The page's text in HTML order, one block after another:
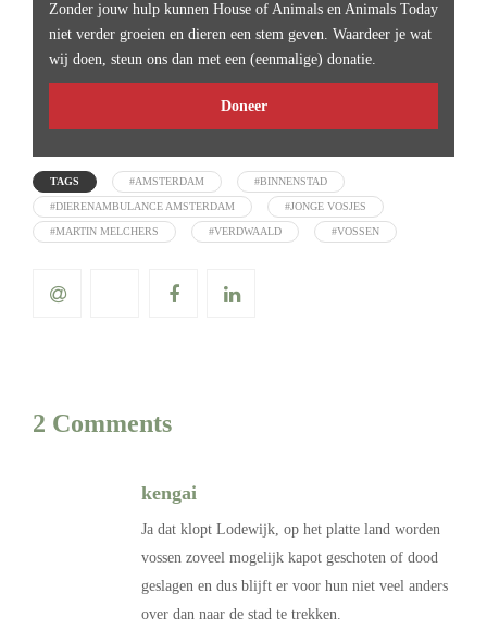
Zonder jouw hulp kunnen House of Animals en Animals Today
niet verder groeien en dieren een stem geven. Waardeer je wat
wij doen, steun ons dan met een (eenmalige) donatie.
Doneer
TAGS #AMSTERDAM #BINNENSTAD
#DIERENAMBULANCE AMSTERDAM #JONGE VOSJES
#MARTIN MELCHERS #VERDWAALD #VOSSEN
2 Comments
kengai
Ja dat klopt Lodewijk, op het platte land worden
vossen zoveel mogelijk kapot geschoten of dood
geslagen en dus blijft er voor hun niet veel anders
over dan naar de stad te trekken.